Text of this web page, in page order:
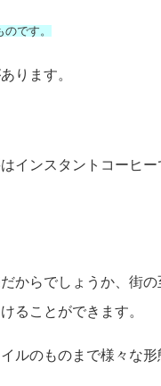
です。
ります。
インスタントコーヒー
からでしょうか、街
ることができます。
ルのものまで様々な